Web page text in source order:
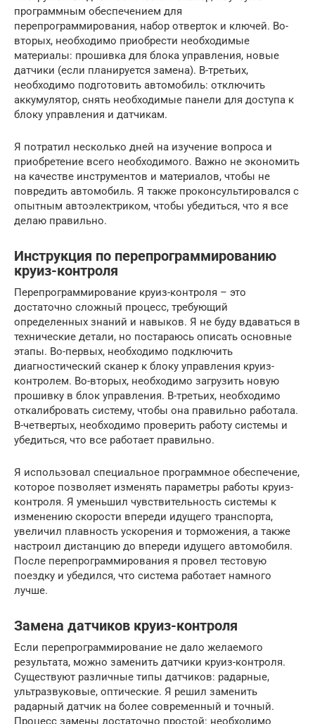
программным обеспечением для
перепрограммирования, набор отверток и ключей. Во-
вторых, необходимо приобрести необходимые
материалы: прошивка для блока управления, новые
датчики (если планируется замена). В-третьих,
необходимо подготовить автомобиль: отключить
аккумулятор, снять необходимые панели для доступа к
блоку управления и датчикам.
Я потратил несколько дней на изучение вопроса и
приобретение всего необходимого. Важно не экономить
на качестве инструментов и материалов, чтобы не
повредить автомобиль. Я также проконсультировался с
опытным автоэлектриком, чтобы убедиться, что я все
делаю правильно.
Инструкция по перепрограммированию
круиз-контроля
Перепрограммирование круиз-контроля – это
достаточно сложный процесс, требующий
определенных знаний и навыков. Я не буду вдаваться в
технические детали, но постараюсь описать основные
этапы. Во-первых, необходимо подключить
диагностический сканер к блоку управления круиз-
контролем. Во-вторых, необходимо загрузить новую
прошивку в блок управления. В-третьих, необходимо
откалибровать систему, чтобы она правильно работала.
В-четвертых, необходимо проверить работу системы и
убедиться, что все работает правильно.
Я использовал специальное программное обеспечение,
которое позволяет изменять параметры работы круиз-
контроля. Я уменьшил чувствительность системы к
изменению скорости впереди идущего транспорта,
увеличил плавность ускорения и торможения, а также
настроил дистанцию до впереди идущего автомобиля.
После перепрограммирования я провел тестовую
поездку и убедился, что система работает намного
лучше.
Замена датчиков круиз-контроля
Если перепрограммирование не дало желаемого
результата, можно заменить датчики круиз-контроля.
Существуют различные типы датчиков: радарные,
ультразвуковые, оптические. Я решил заменить
радарный датчик на более современный и точный.
Процесс замены достаточно простой: необходимо